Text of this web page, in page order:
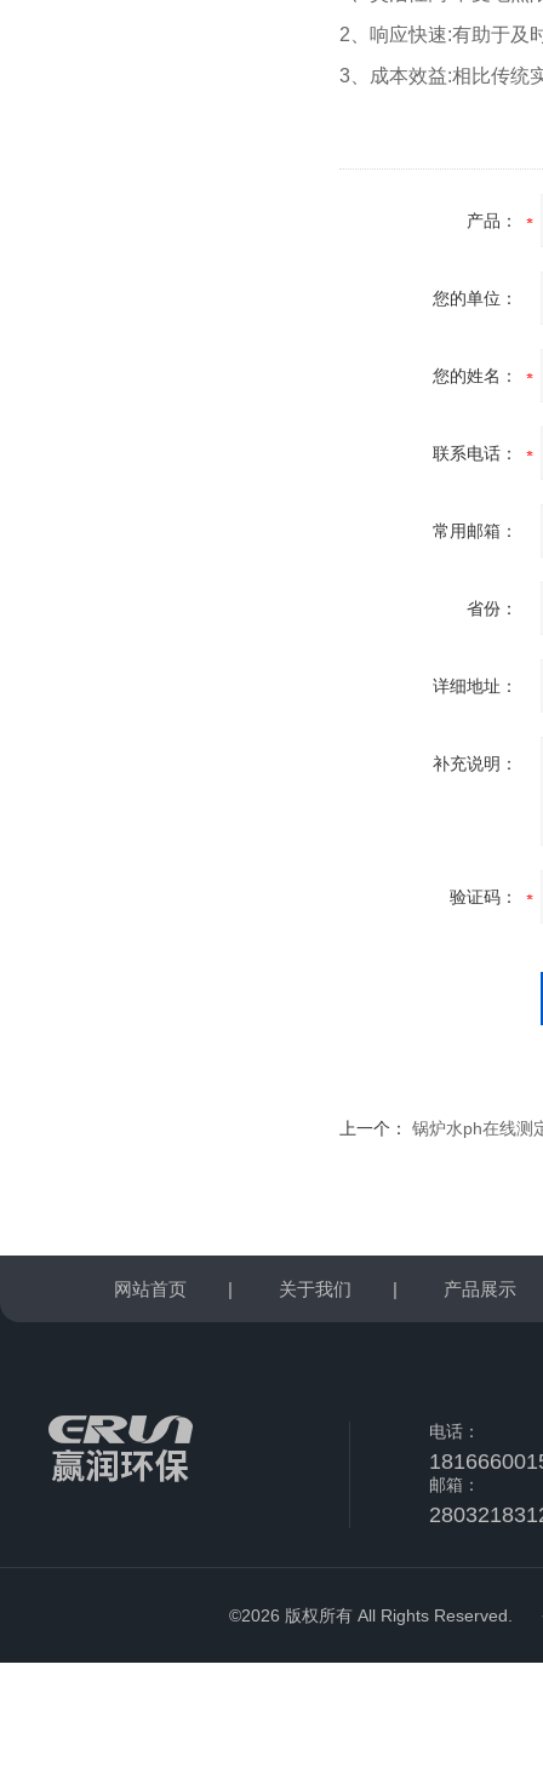
2、响应快速:有助于及
3、成本效益:相比传统
产品：
您的单位：
您的姓名：
联系电话：
常用邮箱：
省份：
详细地址：
补充说明：
验证码：
上一个： 锅炉水ph在线测
网站首页 | 关于我们 | 产品展示
电话：
邮箱：
©2026 版权所有 All Rights Reserved.